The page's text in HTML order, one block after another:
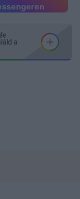
a